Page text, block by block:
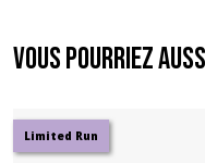
Vous pourriez
Limited Run